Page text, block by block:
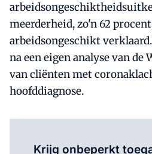
meerderheid, zo'n 62
arbeidsongeschikt
na een eigen analyse van de
van cliënten met
hoofddiagnose.
Krijg onbeperkt